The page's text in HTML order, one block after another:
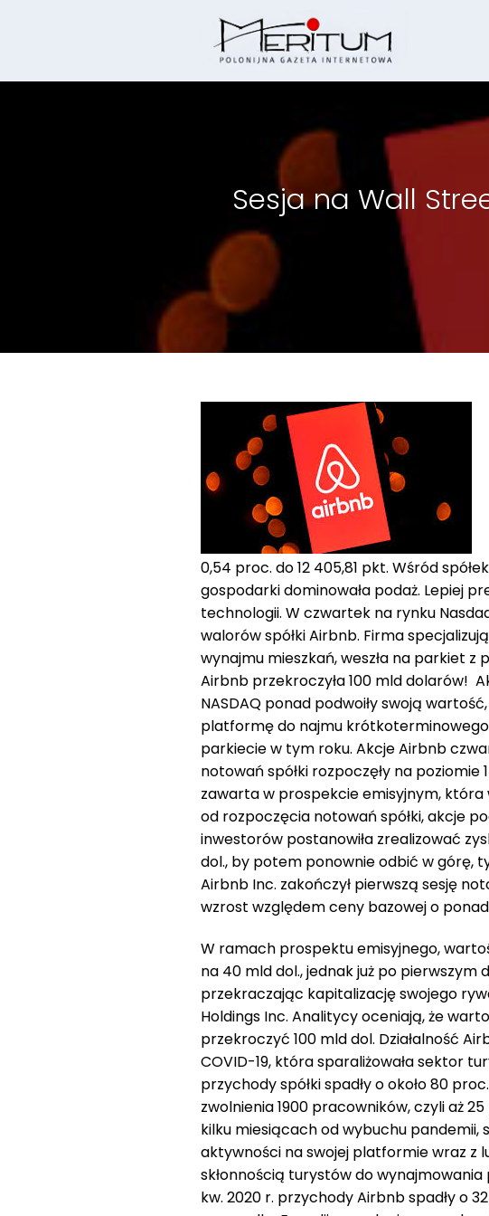
Sesja na Wall
0,54 proc. do 12 405,81 pkt. Wśród
gospodarki dominowała podaż. Lepiej
technologii. W czwartek na rynku
walorów spółki Airbnb. Firma
wynajmu mieszkań, weszła na parkiet
Airbnb przekroczyła 100 mld dolarów!
NASDAQ ponad podwoiły swoją
platformę do najmu
parkiecie w tym roku. Akcje Airbnb
notowań spółki rozpoczęły na poziomie
zawarta w prospekcie emisyjnym, która
od rozpoczęcia notowań spółki, akcje
inwestorów postanowiła zrealizować
dol., by potem ponownie odbić w górę,
Airbnb Inc. zakończył pierwszą sesję
wzrost względem ceny bazowej o ponad
W ramach prospektu emisyjnego,
na 40 mld dol., jednak już po pierwszym
przekraczając kapitalizację swojego
Holdings Inc. Analitycy oceniają, że
przekroczyć 100 mld dol. Działalność
COVID-19, która sparaliżowała sektor
przychody spółki spadły o około 80
zwolnienia 1900 pracowników, czyli aż
kilku miesiącach od wybuchu pandemii,
aktywności na swojej platformie wraz z
skłonnością turystów do
kw. 2020 r. przychody Airbnb spadły o